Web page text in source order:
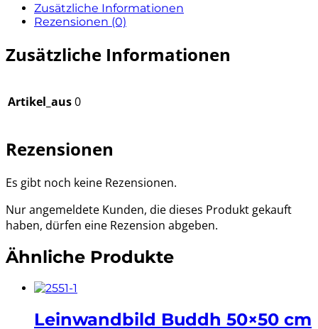
Zusätzliche Informationen
Rezensionen (0)
Zusätzliche Informationen
Artikel_aus0
Rezensionen
Es gibt noch keine Rezensionen.
Nur angemeldete Kunden, die dieses Produkt gekauft
haben, dürfen eine Rezension abgeben.
Ähnliche Produkte
Leinwandbild Buddh 50×50 cm